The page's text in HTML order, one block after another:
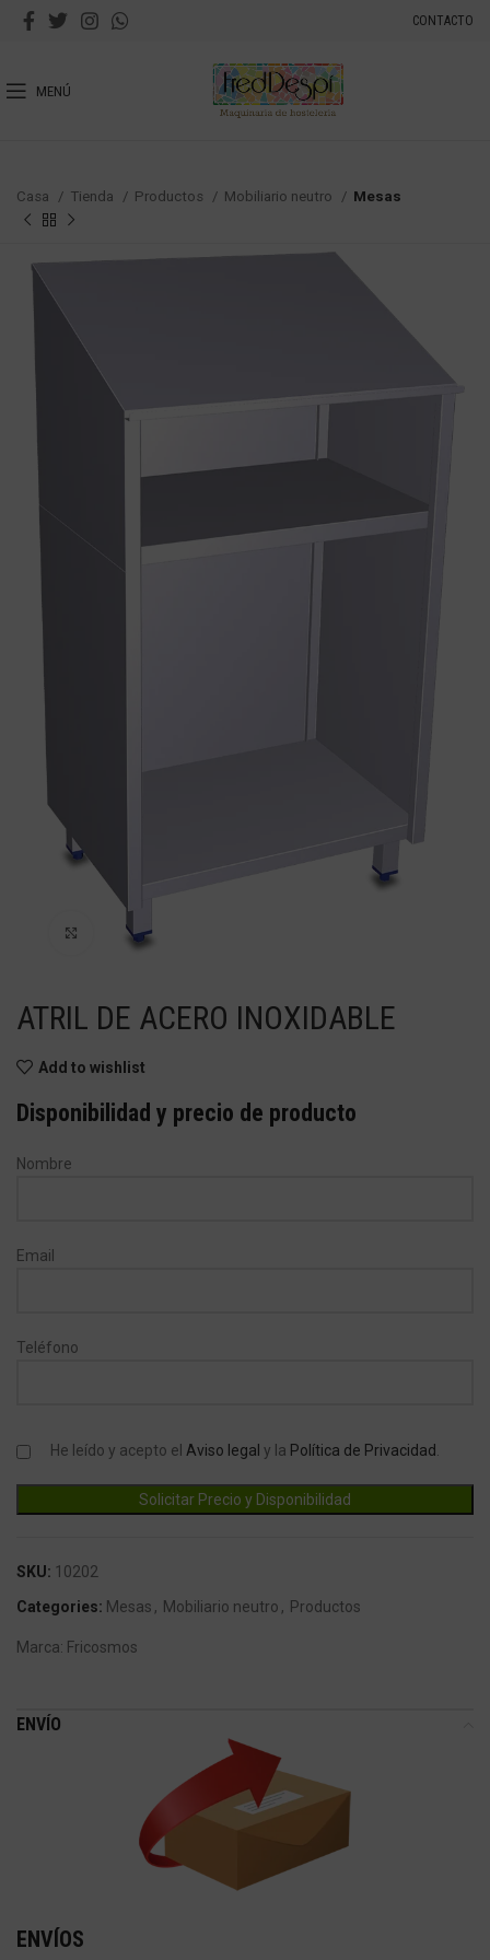
CONTACTO
MENÚ
Casa Tienda Productos Mobiliario neutro Mesas
Haga Click para agrandar
ATRIL DE ACERO INOXIDABLE
Add to wishlist
Disponibilidad y precio de producto
Nombre
Email
Teléfono
He leído y acepto el Aviso legal y la Política de Privacidad.
SKU: 10202
Categories: Mesas , Mobiliario neutro , Productos
Marca: Fricosmos
ENVÍO
ENVÍOS